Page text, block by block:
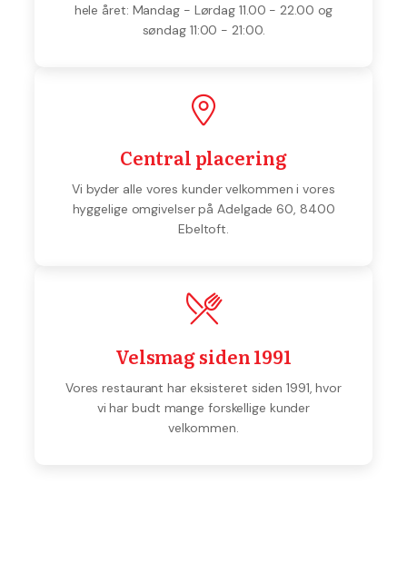
hele året: Mandag - Lørdag 11.00 - 22.00 og
søndag 11:00 - 21:00.
Central placering
Vi byder alle vores kunder velkommen i vores
hyggelige omgivelser på ​Adelgade 60, ​8400
Ebeltoft.
Velsmag siden 1991
Vores restaurant har eksisteret siden 1991, hvor
vi har budt mange forskellige kunder
velkommen.